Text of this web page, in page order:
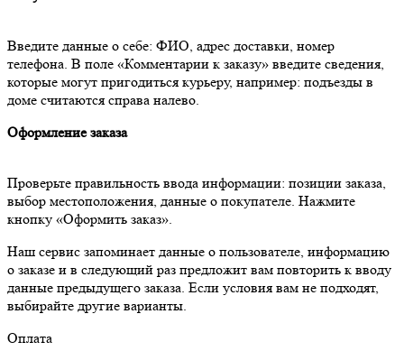
Введите данные о себе: ФИО, адрес доставки, номер
телефона. В поле «Комментарии к заказу» введите сведения,
которые могут пригодиться курьеру, например: подъезды в
доме считаются справа налево.
Оформление заказа
Проверьте правильность ввода информации: позиции заказа,
выбор местоположения, данные о покупателе. Нажмите
кнопку «Оформить заказ».
Наш сервис запоминает данные о пользователе, информацию
о заказе и в следующий раз предложит вам повторить к вводу
данные предыдущего заказа. Если условия вам не подходят,
выбирайте другие варианты.
Оплата